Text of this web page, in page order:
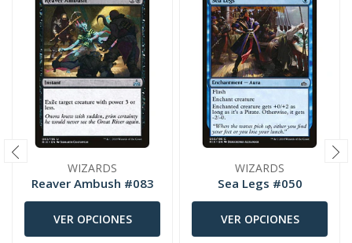
WIZARDS
Reaver Ambush #083
VER OPCIONES
WIZARDS
Sea Legs #050
VER OPCIONES